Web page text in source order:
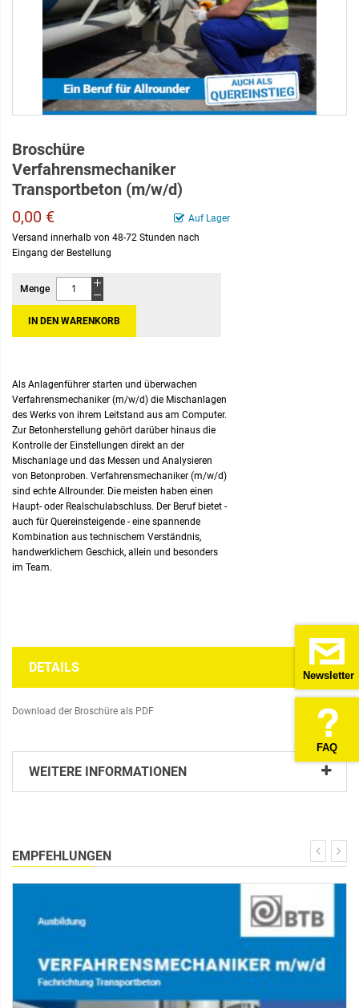
Newsletter
FAQ
Broschüre
Verfahrensmechaniker
Transportbeton (m/w/d)
Auf Lager
0,00 €
Versand innerhalb von 48-72 Stunden nach
Eingang der Bestellung
Menge
IN DEN WARENKORB
Als Anlagenführer starten und überwachen
Verfahrensmechaniker (m/w/d) die Mischanlagen
des Werks von ihrem Leitstand aus am Computer.
Zur Betonherstellung gehört darüber hinaus die
Kontrolle der Einstellungen direkt an der
Mischanlage und das Messen und Analysieren
von Betonproben. Verfahrensmechaniker (m/w/d)
sind echte Allrounder. Die meisten haben einen
Haupt- oder Realschulabschluss. Der Beruf bietet -
auch für Quereinsteigende - eine spannende
Kombination aus technischem Verständnis,
handwerklichem Geschick, allein und besonders
im Team.
DETAILS
Download der Broschüre als PDF
WEITERE INFORMATIONEN
EMPFEHLUNGEN